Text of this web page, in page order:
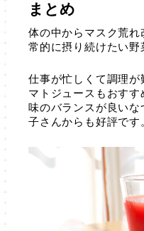
まとめ
体の中からマスク荒れ
常的に摂り続けたい野
仕事が忙しくて調理
マトジュースもおす
味のバランスが良い
子さんからも好評です